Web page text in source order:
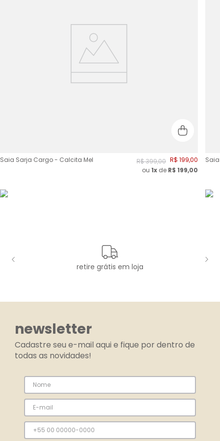
Saia Sarja Cargo - Calcita Mel R$399,00 R$ 199,00
ou1x de R$199,00
retire grátis em loja
newsletter
Cadastre seu e-mail aqui e fique por dentro de
todas as novidades!